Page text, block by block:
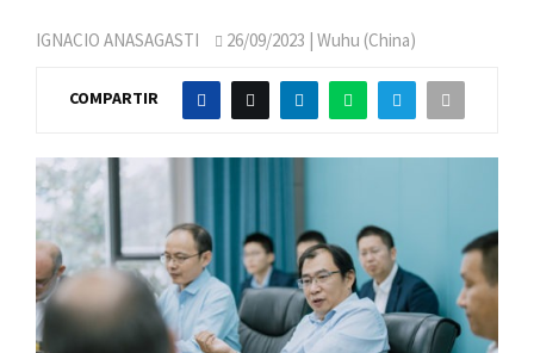
IGNACIO ANASAGASTI 26/09/2023 | Wuhu (China)
COMPARTIR